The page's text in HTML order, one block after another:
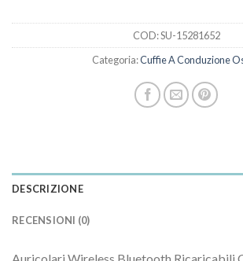
COD:SU-15281652
Categoria:Cuffie A Conduzione
DESCRIZIONE
RECENSIONI (0)